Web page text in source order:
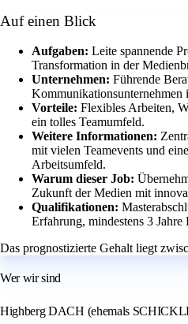
Auf einen Blick
Aufgaben: Leite spannende
Transformation in der
Unternehmen: Führende
Vorteile: Flexibles Arbeiten,
ein tolles Teamumfeld.
Weitere Informationen:
mit vielen Teamevents und
Arbeitsumfeld.
Warum dieser Job:
Zukunft der Medien mit
Qualifikationen:
Erfahrung, mindestens 3 Jahre
Das prognostizierte Gehalt liegt
Wer wir sind
Highberg DACH (ehemals